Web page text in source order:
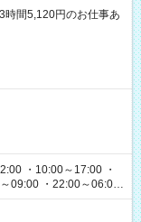
間5,120円のお仕事あ
・10:00～17:00 ・
09:00 ・22:00～06:00